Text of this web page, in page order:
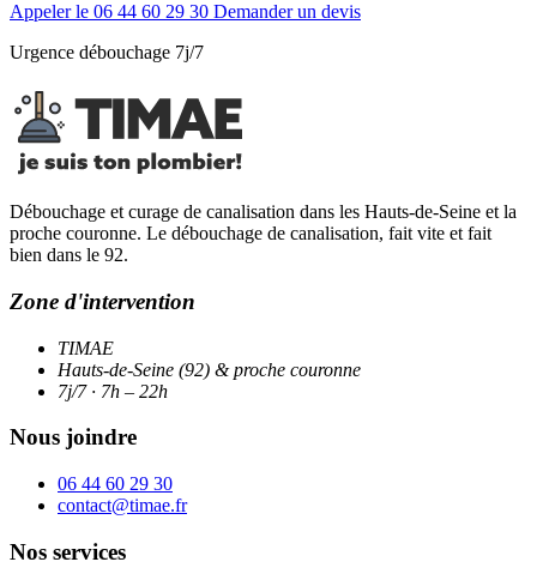
Appeler le 06 44 60 29 30 Demander un devis
Urgence débouchage 7j/7
Débouchage et curage de canalisation dans les Hauts-de-Seine et la
proche couronne. Le débouchage de canalisation, fait vite et fait
bien dans le 92.
Zone d'intervention
TIMAE
Hauts-de-Seine (92) & proche couronne
7j/7 · 7h – 22h
Nous joindre
06 44 60 29 30
contact@timae.fr
Nos services